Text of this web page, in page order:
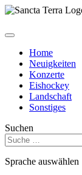
Home
Neuigkeiten
Konzerte
Eishockey
Landschaft
Sonstiges
Suchen
Sprache auswählen